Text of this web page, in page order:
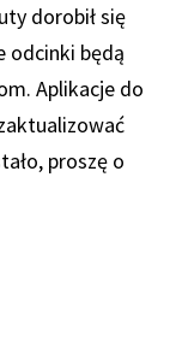
dorobił się
odcinki będą
Aplikacje do
proszę o